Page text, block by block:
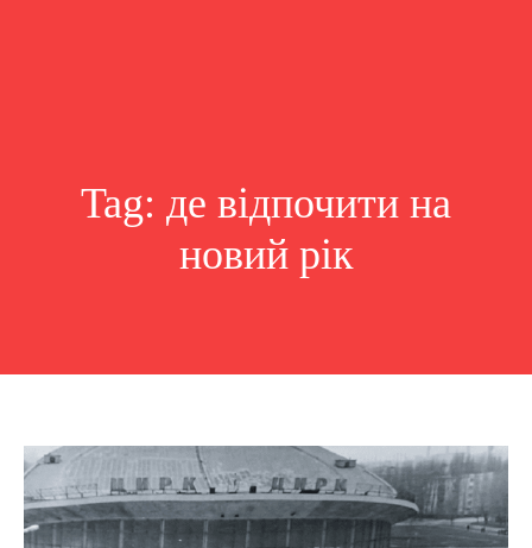
Tag: де відпочити на
новий рік